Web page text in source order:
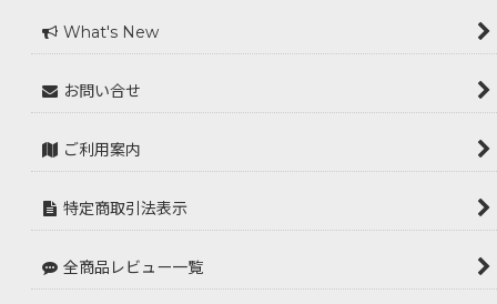
What's New
お問い合せ
ご利用案内
特定商取引法表示
全商品レビュー一覧